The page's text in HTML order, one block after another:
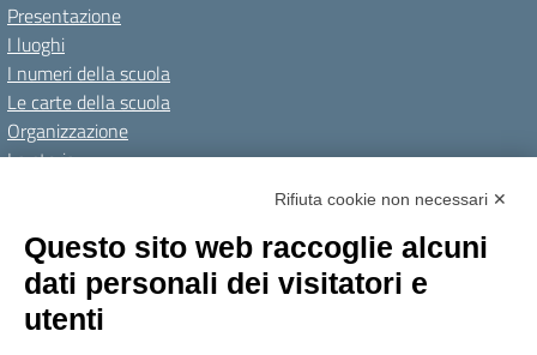
Presentazione
I luoghi
I numeri della scuola
Le carte della scuola
Organizzazione
La storia
Personale scolastico
Famiglie e studenti
Percorsi di studio
Rifiuta cookie non necessari ✕
Questo sito web raccoglie alcuni
dati personali dei visitatori e
utenti